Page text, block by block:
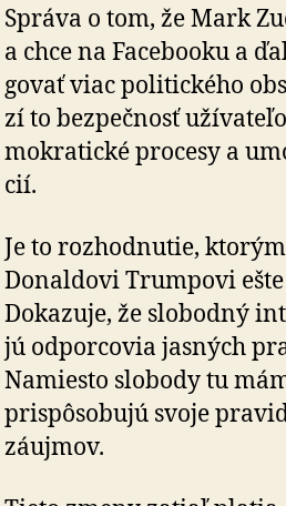
Správa o tom, že Mark
a chce na Facebooku a
go­vať viac politického
zí to bezpečnosť
mo­kra­tické procesy a
cií.
Je to rozhodnutie,
Donaldovi Trumpovi
Dokazuje, že slobodný
jú odporcovia jasných
Namiesto slobody tu
prispôsobujú svoje
záujmov.